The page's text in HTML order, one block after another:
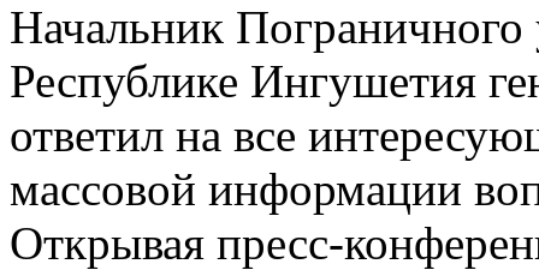
Начальник
Республике Ингушетия
ответил на все
массовой информации
Открывая пресс-